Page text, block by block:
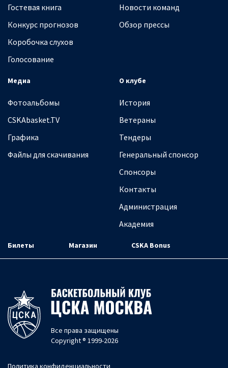
Гостевая книга
Конкурс прогнозов
Коробочка слухов
Голосование
Новости команд
Обзор прессы
Медиа
Фотоальбомы
CSKAbasket.TV
Графика
Файлы для скачивания
О клубе
История
Ветераны
Тендеры
Генеральный спонсор
Спонсоры
Контакты
Администрация
Академия
Билеты Магазин CSKA Bonus
Все права защищены
Copyright ® 1999-2026
Политика конфиденциальности